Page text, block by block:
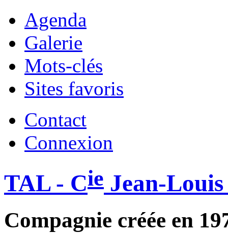
Agenda
Galerie
Mots-clés
Sites favoris
Contact
Connexion
TAL - Cie Jean-
Compagnie créée en